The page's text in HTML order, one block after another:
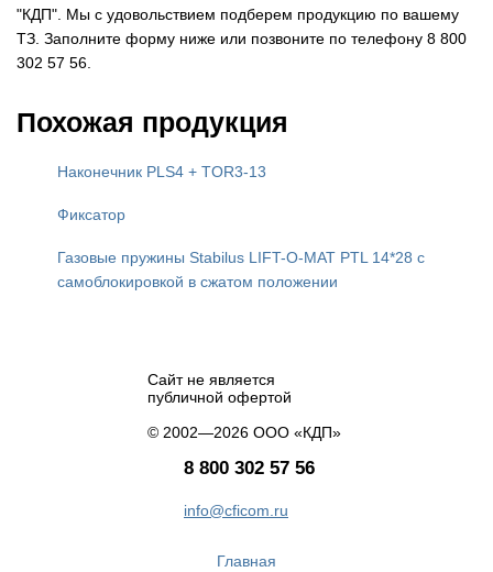
"КДП". Мы с удовольствием подберем продукцию по вашему
ТЗ. Заполните форму ниже или позвоните по телефону 8 800
302 57 56.
Похожая продукция
Наконечник PLS4 + TOR3-13
Фиксатор
Газовые пружины Stabilus LIFT-O-MAT PTL 14*28 с
самоблокировкой в сжатом положении
Сайт не является
публичной офертой
© 2002—2026 ООО «КДП»
8 800 302 57 56
info@cficom.ru
Главная